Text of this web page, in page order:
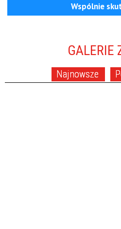
Wspólnie
GALERIE
Najnowsze